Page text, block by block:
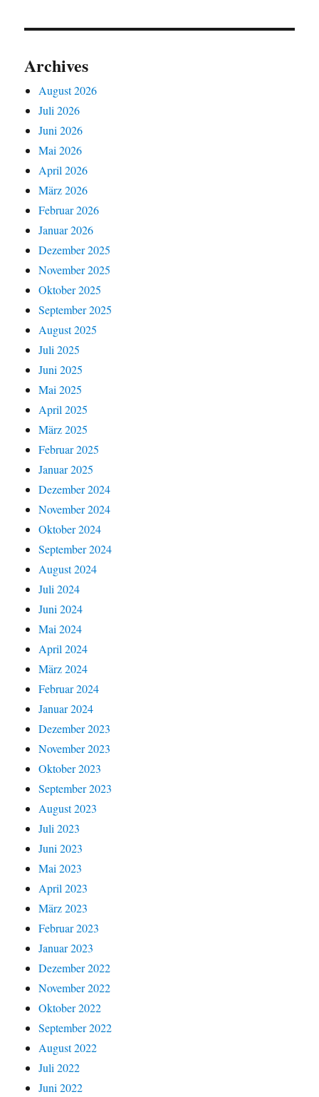
Archives
August 2026
Juli 2026
Juni 2026
Mai 2026
April 2026
März 2026
Februar 2026
Januar 2026
Dezember 2025
November 2025
Oktober 2025
September 2025
August 2025
Juli 2025
Juni 2025
Mai 2025
April 2025
März 2025
Februar 2025
Januar 2025
Dezember 2024
November 2024
Oktober 2024
September 2024
August 2024
Juli 2024
Juni 2024
Mai 2024
April 2024
März 2024
Februar 2024
Januar 2024
Dezember 2023
November 2023
Oktober 2023
September 2023
August 2023
Juli 2023
Juni 2023
Mai 2023
April 2023
März 2023
Februar 2023
Januar 2023
Dezember 2022
November 2022
Oktober 2022
September 2022
August 2022
Juli 2022
Juni 2022